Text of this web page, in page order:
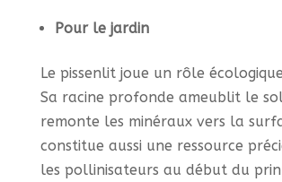
Pour le jardin
Le pissenlit joue un rôle
Sa racine profonde ameublit le
remonte les minéraux vers la
constitue aussi une ressource
les pollinisateurs au début du